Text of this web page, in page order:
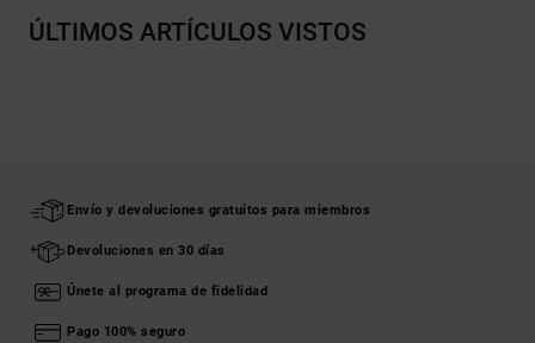
ÚLTIMOS ARTÍCULOS VISTOS
Envío y devoluciones gratuitos para miembros
Devoluciones en 30 días
Únete al programa de fidelidad
Pago 100% seguro